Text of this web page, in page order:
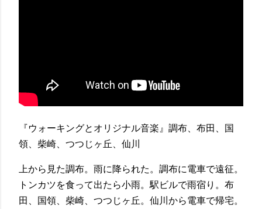
『ウォーキングとオリジナル音楽』調布、布田、国
領、柴崎、つつじヶ丘、仙川
上から見た調布。雨に降られた。調布に電車で遠征。
トンカツを食って出たら小雨。駅ビルで雨宿り。布
田、国領、柴崎、つつじヶ丘。仙川から電車で帰宅。